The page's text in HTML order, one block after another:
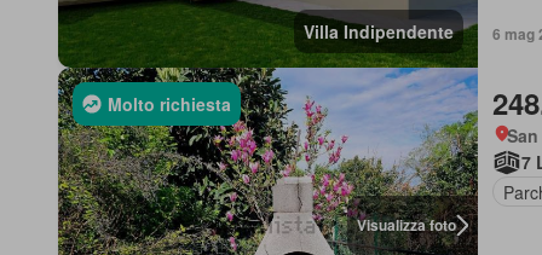
Villa Indipendente 6 mag
Visualizza foto
Molto richiesta
7